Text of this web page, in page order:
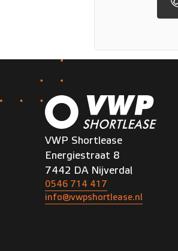
VWP Shortlease
Energiestraat 8
7442 DA Nijverdal
0546 714 417
info@vwpshortlease.nl